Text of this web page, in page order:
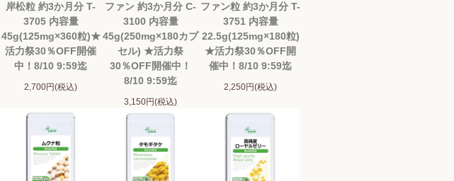
岸松粒 約3か月分 T-
3705 内容量
45g(125mg×360粒)★
活力祭30％OFF開催
中！8/10 9:59迄
2,700円(税込)
ファン 約3か月分 C-
3100 内容量
45g(250mg×180カプ
セル) ★活力祭
30％OFF開催中！
8/10 9:59迄
3,150円(税込)
ファン粒 約3か月分 T-
3751 内容量
22.5g(125mg×180粒)
★活力祭30％OFF開
催中！8/10 9:59迄
2,250円(税込)